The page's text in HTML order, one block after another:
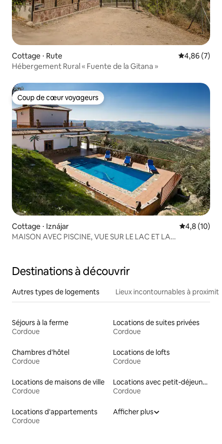
Cottage ⋅ Rute Évaluation
4,86 (7)
Hébergement Rural « Fuente de la Gitana »
Coup de cœur voyageurs
Coup de cœur voyageurs
Cottage ⋅ Iznájar Évaluation
4,8 (10)
MAISON AVEC PISCINE, VUE SUR LE LAC ET LA
Destinations à découvrir
Autres types de logements Lieux incontournables à
Séjours à la ferme
Cordoue
Locations de suites privées
Cordoue
Chambres d'hôtel
Cordoue
Locations de lofts
Cordoue
Locations de maisons de ville
Cordoue
Locations avec petit-déjeuner
Cordoue
Locations d'appartements
Cordoue
Afficher plus